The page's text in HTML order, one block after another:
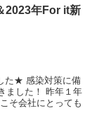
2023年For it新
た★ 感染対策に備
ました！ 昨年１年
そ会社にとっても